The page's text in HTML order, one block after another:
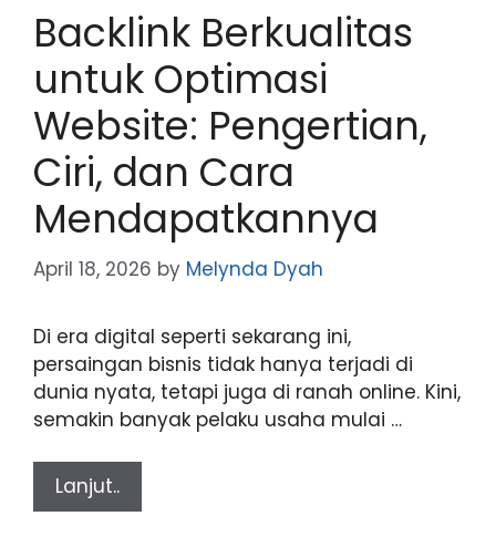
Backlink Berkualitas
untuk Optimasi
Website: Pengertian,
Ciri, dan Cara
Mendapatkannya
April 18, 2026 by Melynda Dyah
Di era digital seperti sekarang ini,
persaingan bisnis tidak hanya terjadi di
dunia nyata, tetapi juga di ranah online. Kini,
semakin banyak pelaku usaha mulai …
Lanjut..